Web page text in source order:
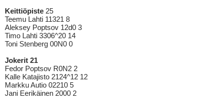
Keittiöpiste 25
Teemu Lahti 11321 8
Aleksey Poptsov 12d0 3
Timo Lahti 3306^20 14
Toni Stenberg 00N0 0
Jokerit 21
Fedor Poptsov R0N2 2
Kalle Katajisto 2124^12 12
Markku Autio 02210 5
Jani Eerikäinen 2000 2